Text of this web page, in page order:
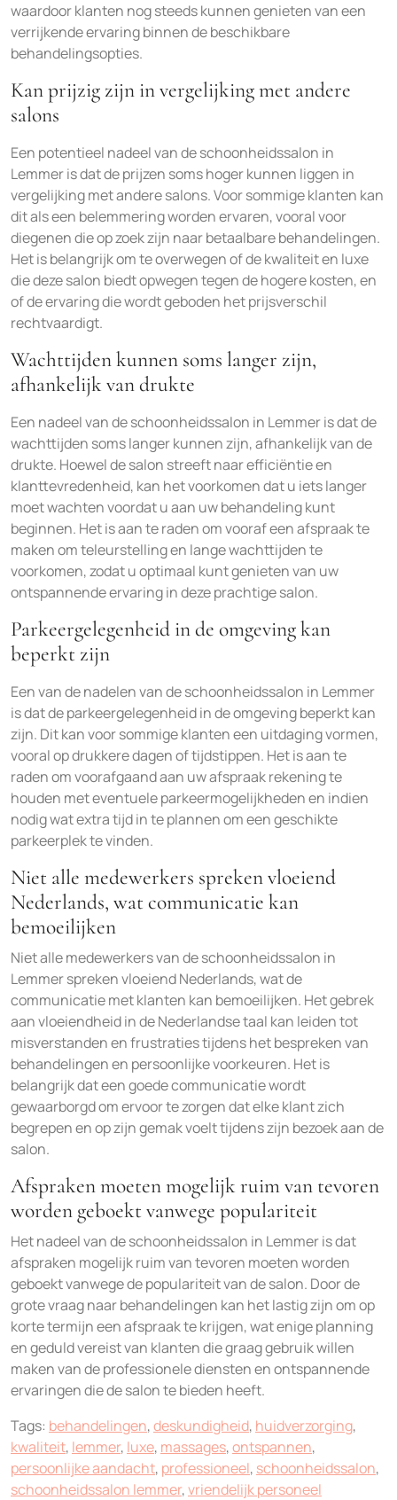
waardoor klanten nog steeds kunnen genieten van een
verrijkende ervaring binnen de beschikbare
behandelingsopties.
Kan prijzig zijn in vergelijking met andere
salons
Een potentieel nadeel van de schoonheidssalon in
Lemmer is dat de prijzen soms hoger kunnen liggen in
vergelijking met andere salons. Voor sommige klanten kan
dit als een belemmering worden ervaren, vooral voor
diegenen die op zoek zijn naar betaalbare behandelingen.
Het is belangrijk om te overwegen of de kwaliteit en luxe
die deze salon biedt opwegen tegen de hogere kosten, en
of de ervaring die wordt geboden het prijsverschil
rechtvaardigt.
Wachttijden kunnen soms langer zijn,
afhankelijk van drukte
Een nadeel van de schoonheidssalon in Lemmer is dat de
wachttijden soms langer kunnen zijn, afhankelijk van de
drukte. Hoewel de salon streeft naar efficiëntie en
klanttevredenheid, kan het voorkomen dat u iets langer
moet wachten voordat u aan uw behandeling kunt
beginnen. Het is aan te raden om vooraf een afspraak te
maken om teleurstelling en lange wachttijden te
voorkomen, zodat u optimaal kunt genieten van uw
ontspannende ervaring in deze prachtige salon.
Parkeergelegenheid in de omgeving kan
beperkt zijn
Een van de nadelen van de schoonheidssalon in Lemmer
is dat de parkeergelegenheid in de omgeving beperkt kan
zijn. Dit kan voor sommige klanten een uitdaging vormen,
vooral op drukkere dagen of tijdstippen. Het is aan te
raden om voorafgaand aan uw afspraak rekening te
houden met eventuele parkeermogelijkheden en indien
nodig wat extra tijd in te plannen om een geschikte
parkeerplek te vinden.
Niet alle medewerkers spreken vloeiend
Nederlands, wat communicatie kan
bemoeilijken
Niet alle medewerkers van de schoonheidssalon in
Lemmer spreken vloeiend Nederlands, wat de
communicatie met klanten kan bemoeilijken. Het gebrek
aan vloeiendheid in de Nederlandse taal kan leiden tot
misverstanden en frustraties tijdens het bespreken van
behandelingen en persoonlijke voorkeuren. Het is
belangrijk dat een goede communicatie wordt
gewaarborgd om ervoor te zorgen dat elke klant zich
begrepen en op zijn gemak voelt tijdens zijn bezoek aan de
salon.
Afspraken moeten mogelijk ruim van tevoren
worden geboekt vanwege populariteit
Het nadeel van de schoonheidssalon in Lemmer is dat
afspraken mogelijk ruim van tevoren moeten worden
geboekt vanwege de populariteit van de salon. Door de
grote vraag naar behandelingen kan het lastig zijn om op
korte termijn een afspraak te krijgen, wat enige planning
en geduld vereist van klanten die graag gebruik willen
maken van de professionele diensten en ontspannende
ervaringen die de salon te bieden heeft.
Tags: behandelingen,deskundigheid, huidverzorging,
kwaliteit, lemmer, luxe, massages,ontspannen,
persoonlijke aandacht, professioneel, schoonheidssalon,
schoonheidssalon lemmer,vriendelijk personeel